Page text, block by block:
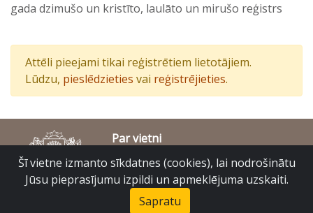
gada dzimušo un kristīto, laulāto un mirušo reģistrs
Attēli pieejami tikai reģistrētiem lietotājiem.
Lūdzu, pieslēdzieties vai reģistrējieties.
Par vietni
Piekļūstamības paziņojums
© Latvijas Valsts vēstures arhīvs 2007-2026
Slokas iela 16, Rīga, LV – 1048
Šī vietne izmanto sīkdatnes (cookies), lai nodrošinātu
Jūsu pieprasījumu izpildi un apmeklējuma uzskaiti.
Sapratu